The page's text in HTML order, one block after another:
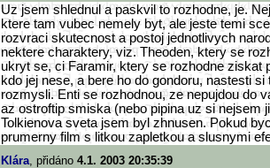
Uz jsem shlednul a paskvil to rozhodne, je.
ktere tam vubec nemely byt, ale jeste temi
rozvraci skutecnost a postoj jednotlivych
nektere charaktery, viz. Theoden, ktery se
ukryt se, ci Faramir, ktery se rozhodne ziskat
kdo jej nese, a bere ho do gondoru, nastesti si
rozmysli. Enti se rozhodnou, ze nepujdou do
az ostroftip smiska (nebo pipina uz si nejsem
Tolkienova sveta jsem byl zhnusen. Pokud
prumerny film s litkou zapletkou a slusnymi
Klára, přidáno 4.1. 2003 20:35:39